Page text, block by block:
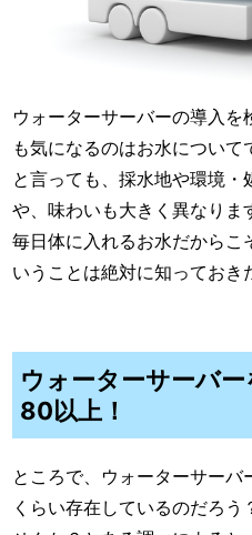
ウォーターサーバーの導入
も気になるのはお水について
と言っても、採水地や環境
や、味わいも大きく異なりま
毎日体に入れるお水だからこ
いうことは絶対に知っておき
ウォーターサーバ
80以上！
ところで、ウォーターサー
くらい存在しているのだろ